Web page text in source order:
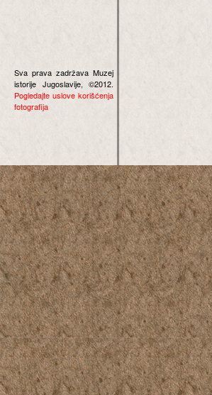
Sva prava zadržava Muzej
istorije Jugoslavije, ©2012.
Pogledajte uslove korišćenja
fotografija